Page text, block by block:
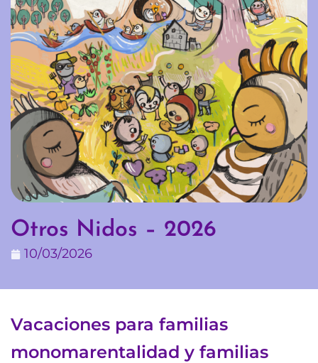
Otros Nidos – 2026
10/03/2026
Vacaciones para familias
monomarentalidad y familias